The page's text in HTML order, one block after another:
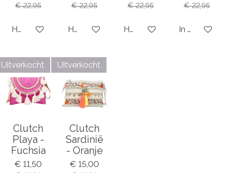
€ 22,95
Houd mij op de hoogte
€ 22,95
Houd mij op de hoogte
€ 22,95
Houd mij op de hoogte
€ 22,95
In
Uitverkocht
Clutch
Playa -
Fuchsia
€ 11,50
Uitverkocht
Clutch
Sardinië
- Oranje
€ 15,00